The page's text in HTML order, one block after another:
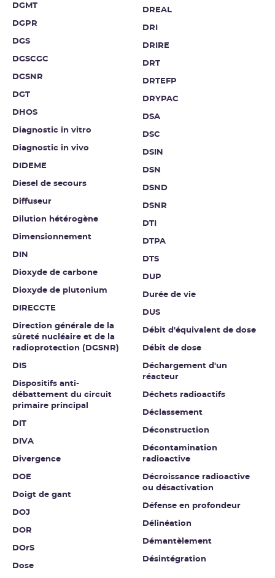
DGMT
DGPR
DGS
DGSCGC
DGSNR
DGT
DHOS
Diagnostic in vitro
Diagnostic in vivo
DIDEME
Diesel de secours
Diffuseur
Dilution hétérogène
Dimensionnement
DIN
Dioxyde de carbone
Dioxyde de plutonium
DIRECCTE
Direction générale de la
sûreté nucléaire et de la
radioprotection (DGSNR)
DIS
Dispositifs anti-
débattement du circuit
primaire principal
DIT
DIVA
Divergence
DOE
Doigt de gant
DOJ
DOR
DOrS
Dose
DREAL
DRI
DRIRE
DRT
DRTEFP
DRYPAC
DSA
DSC
DSIN
DSN
DSND
DSNR
DTI
DTPA
DTS
DUP
Durée de vie
DUS
Débit d'équivalent de dose
Débit de dose
Déchargement d'un
réacteur
Déchets radioactifs
Déclassement
Déconstruction
Décontamination
radioactive
Décroissance radioactive
ou désactivation
Défense en profondeur
Délinéation
Démantèlement
Désintégration